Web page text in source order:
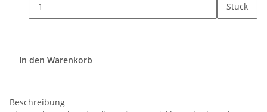
Stück
In den Warenkorb
Beschreibung